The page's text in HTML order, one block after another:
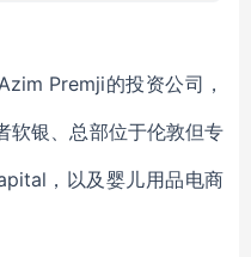
Premji的投资公司，
软银、总部位于伦敦但专
，以及婴儿用品电商